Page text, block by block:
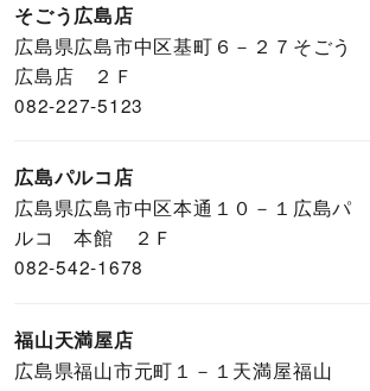
そごう広島店
広島県広島市中区基町６－２７そごう
広島店 ２Ｆ
082-227-5123
広島パルコ店
広島県広島市中区本通１０－１広島パ
ルコ 本館 ２Ｆ
082-542-1678
福山天満屋店
広島県福山市元町１－１天満屋福山